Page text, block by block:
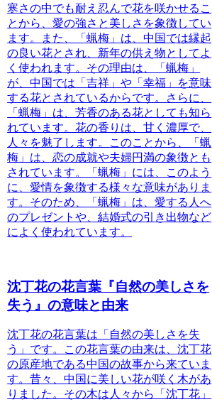
寒さの中でも耐え忍んで花を咲かせるこ
とから、愛の強さと美しさを象徴してい
ます。
また、
「蝋梅」は、中国では縁起
の良い花とされ、新年の供え物としてよ
く使われます。 その理由は、
「蝋梅」
が、中国では「吉祥」や「幸福」を意味
する花とされているからです。
さらに、
「蝋梅」は、芳香のある花としても知ら
れています。花の香りは、甘く濃厚で、
人々を魅了します。
このことから、
「蝋
梅」は、恋の成就や夫婦円満の象徴とも
されています。
「蝋梅」には、このよう
に、愛情を象徴する様々な意味がありま
す。 そのため、
「蝋梅」は、愛する人へ
のプレゼントや、結婚式の引き出物など
によく使われています。
沈丁花の花言葉『自然の美しさを
失う』の意味と由来
沈丁花の花言葉は「自然の美しさを失
う」です。この花言葉の由来は、沈丁花
の原産地である中国の故事から来ていま
す。昔々、中国に美しい花が咲く木があ
りました。その木は人々から「沈丁花」